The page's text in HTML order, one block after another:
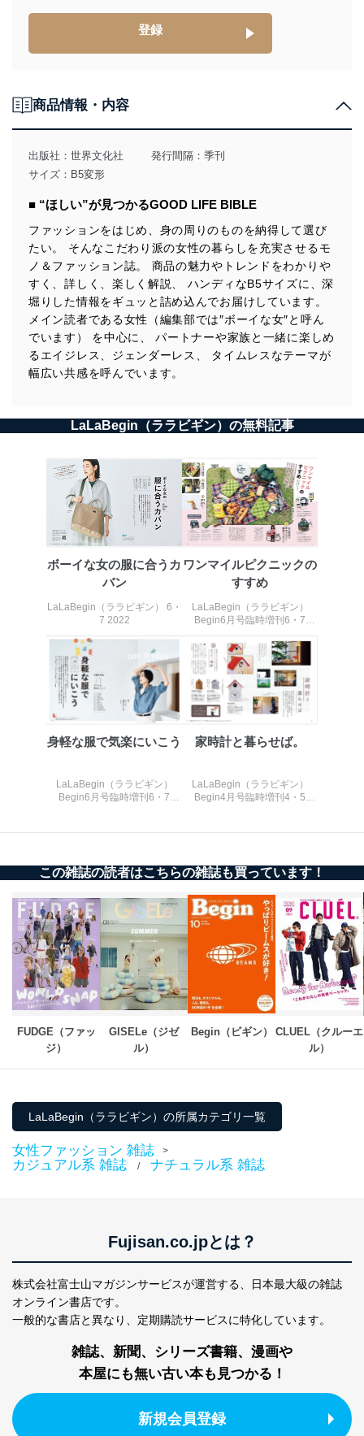
供・開示は行いません。当社においてはこれらの取り組
みを確実にするため、従業者等の教育を徹底してまいり
その他の規範を遵守します。また、当社の管理の仕組み
に、これらの法令及びその他の規範を常に適合させま
す。
当社は、個人情報の正確性及び安全性を確保するため
に、下記セキュリティ対策をはじめとする安全対策を実
施し、個人情報の漏えい、滅失またはき損の防止及び是
正に努めます。
アクセス制御
個人データを取り扱うことのできる機器及び当該
機器を取り扱う従業者を明確化し、 個人データへ
の不要なアクセスを防止しています。
アクセス者の識別と認証
ベース等を取り扱う情報システムを使用する従業
者を識別・認証しています。
外部からの不正アクセス等の防止
個人データを取り扱う機器等のオペレーティング
システムを最新の状態に保持しています。
個人データを取り扱う機器等にセキュリティ対策
ソフトウェア等を導入し、自動更新 機能等の活用
により、これを最新状態としています。
情報システムの使用に伴う漏洩等の防止
メール等により個人データの含まれるファイルを
送信する場合に、当該ファイルへのパスワードを
設定しています。
個人情報保護マネジメントシステムの継続的改善
当社は、内部監査及びマネジメントレビューの機会を通
じて、個人情報保護マネジメントシステムを継続的に改
善し、常に最良の状態を維持します。
苦情及び相談受付け窓口
ステムに関するご相談及び苦情については以下までご連
絡ください。
TEL：0570-200-223
e-mail：cs@fujisan.co.jp
改訂：2025年2月20日
制定：2005年4月1日
株式会社富士山マガジンサービス
代表取締役会長 西野 伸一郎
個人情報の取扱いについて
１．個人情報保護管理者
東京都渋谷区南平台町16-11
代表取締役会長 西野 伸一郎
個人情報保護管理者: 経営管理グループディレクター 前
当社が取り扱う開示対象個人情報の利用目的は次のとお
りです。
No
個人情報の種類 利用目的
当社の定期購読サ
ービス等をご利用
の方の個人情報
商品代金回収のため
ス、キャンペーン等の広告の案内
のため
個人が特定できない形で取得した
閲覧履歴や購買履歴等の情報を分
析して、趣味・嗜好に
応じた新商品・サービスに関する
登録
商品情報・内容
出版社： 世界文化社
発行間隔：季刊
サイズ：B5変形
■ “ほしい”が見つかるGOOD LIFE BIBLE
ファッションをはじめ、身の周りのものを納得して選び
たい。 そんなこだわり派の女性の暮らしを充実させるモ
ノ＆ファッション誌。 商品の魅力やトレンドをわかりや
すく、詳しく、楽しく解説、 ハンディなB5サイズに、深
堀りした情報をギュッと詰め込んでお届けしています。
メイン読者である女性（編集部では″ボーイな女″と呼ん
でいます） を中心に、 パートナーや家族と一緒に楽しめ
るエイジレス、ジェンダーレス、 タイムレスなテーマが
幅広い共感を呼んでいます。
LaLaBegin（ララビギン）の無料記事
ボーイな女の服に合うカ
バン
LaLaBegin（ララビギン） 6・
7 2022
ワンマイルピクニックの
すすめ
LaLaBegin（ララビギン）
Begin6月号臨時増刊6・7
身軽な服で気楽にいこう
LaLaBegin（ララビギン）
Begin6月号臨時増刊6・7
家時計と暮らせば。
LaLaBegin（ララビギン）
Begin4月号臨時増刊4・5
この雑誌の読者はこちらの雑誌も買っています！
FUDGE（ファッ
ジ）
GISELe（ジゼ
ル）
Begin（ビギン）
CLUEL（クルーエ
ル）
LaLaBegin（ララビギン）の所属カテゴリ一覧
女性ファッション 雑誌 >
カジュアル系 雑誌 / ナチュラル系 雑誌
Fujisan.co.jpとは？
株式会社富士山マガジンサービスが運営する、
日本最大級の雑誌
オンライン書店です。
一般的な書店と異なり、 定期購読サービスに特化しています。
雑誌、新聞、シリーズ書籍、漫画や
本屋にも無い古い本も見つかる！
新規会員登録